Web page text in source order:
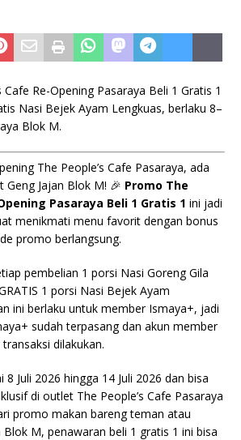
Cafe Re-Opening Pasaraya Beli 1 Gratis 1
Nasi Bejek Ayam Lengkuas, berlaku 8–
Blok M.
The People’s Cafe Pasaraya, ada
Jajan Blok M! 🎉 Promo The
Pasaraya Beli 1 Gratis 1 ini jadi
menikmati menu favorit dengan bonus
promo berlangsung.
pembelian 1 porsi Nasi Goreng Gila
1 porsi Nasi Bejek Ayam
ini berlaku untuk member Ismaya+, jadi
sudah terpasang dan akun member
dilakukan.
Juli 2026 hingga 14 Juli 2026 dan bisa
di outlet The People’s Cafe Pasaraya
promo makan bareng teman atau
M, penawaran beli 1 gratis 1 ini bisa